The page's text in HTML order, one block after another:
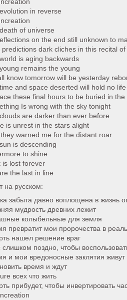
in reverse
of universe
on the end still unknown to
predictions dark cliches in this recital of
is aging backwards
remains the young
know tomorrow will be yesterday
and space deserted will hold no
these final hours to be buried in the
Is wrong with the sky tonight
are darker than ever before
is unrest in the stars alight
warned me for the distant roar
is descending
to shine
is lost forever
the last in line
на русском:
забыта давно воплощена в жизнь
мудрость древних лежит
колыбельные для земля
превратит мои пророчества в
нашел решение враг
поздно, чтобы
и мои вредоносные заклятия
время и ждут
всех что жить
прибудет, чтобы инвертировать